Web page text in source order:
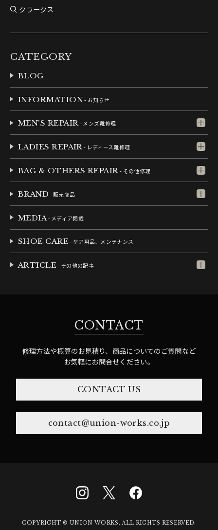
クラークス
CATEGORY
BLOG
INFORMATION- お知らせ
MEN'S REPAIR- メンズ靴修理
LADIES REPAIR- レディース靴修理
BAG & OTHERS REPAIR - その他修理
BRAND - 販売商品
MEDIA- メディア掲載
SHOE CARE- ケア用品、メンテナンス
ARTICLE- その他の記事
CONTACT
修理方法や概算のお見積り、商品についてのご質問など
お気軽にお問合せください。
CONTACT US
contact@union-works.co.jp
COPYRIGHT © UNION WORKS. ALL RIGHTS RESERVED.